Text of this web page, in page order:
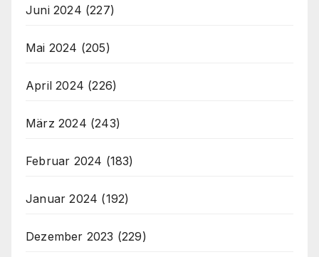
Juni 2024 (227)
Mai 2024 (205)
April 2024 (226)
März 2024 (243)
Februar 2024 (183)
Januar 2024 (192)
Dezember 2023 (229)